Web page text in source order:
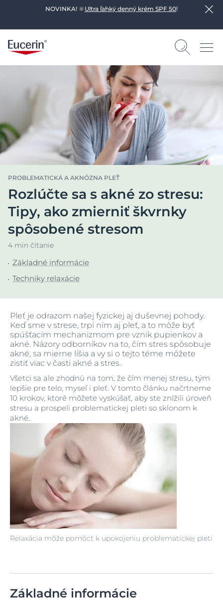
NOVINKA! 🔆 Ultra ľahký denný krém SPF 50!
PROBLEMATICKÁ A AKNÓZNA PLEŤ
Rozlúčte sa s akné zo stresu:
Tipy, ako zmierniť škvrnky
spôsobené stresom
4 min čítanie
Základné informácie
Techniky relaxácie
Pleť je odrazom našej fyzickej aj duševnej pohody.
Keď sme v strese, trpí ním aj pleť, a to môže byť
spúšťacím mechanizmom pre vznik pupienkov a
akné. Názory odborníkov na to, čím stres spôsobuje
akné, sa mierne líšia a vy si o tejto téme môžete
zistiť viac v časti akné a stres.
Relaxácia môže pomôcť k upokojeniu problematickej pleti
Všetci sa ale zhodnú na tom, že čím menej stresu, tým
lepšie pre telo, myseľ i pleť. V tomto článku načrtneme
10 krokov, ktoré môžete vyskúšať, aby ste znížili úroveň
stresu a prospeli problematickej pleti so sklonom k
akné.
Základné informácie